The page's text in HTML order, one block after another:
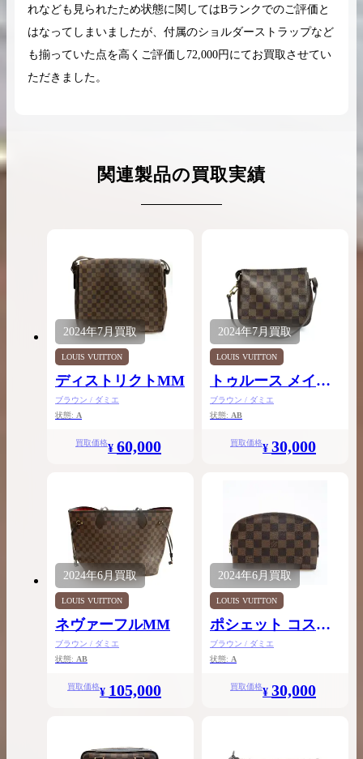
れなども見られたため状態に関してはBランクでのご評価と
はなってしまいましたが、付属のショルダーストラップなど
も揃っていた点を高くご評価し72,000円にてお買取させてい
ただきました。
関連製品の買取実績
2024年7月買取
LOUIS VUITTON
ディストリクトMM
ブラウン / ダミエ
状態: A
買取価格¥ 60,000
2024年7月買取
LOUIS VUITTON
トゥルース メイク
アップ
ブラウン / ダミエ
状態: AB
買取価格¥ 30,000
2024年6月買取
LOUIS VUITTON
ネヴァーフルMM
ブラウン / ダミエ
状態: AB
買取価格¥ 105,000
2024年6月買取
LOUIS VUITTON
ポシェット コスメ
ティックPM
ブラウン / ダミエ
状態: A
買取価格¥ 30,000